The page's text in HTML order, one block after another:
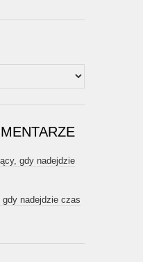
gdy nadejdzie
nadejdzie czas